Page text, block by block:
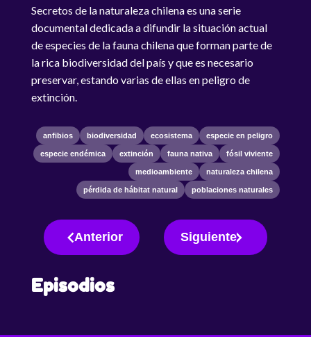
Secretos de la naturaleza chilena es una serie
documental dedicada a difundir la situación actual
de especies de la fauna chilena que forman parte de
la rica biodiversidad del país y que es necesario
preservar, estando varias de ellas en peligro de
extinción.
anfibios biodiversidad ecosistema especie en peligro
especie endémica extinción fauna nativa fósil viviente
medioambiente naturaleza chilena
pérdida de hábitat natural poblaciones naturales
Anterior Siguiente
Episodios